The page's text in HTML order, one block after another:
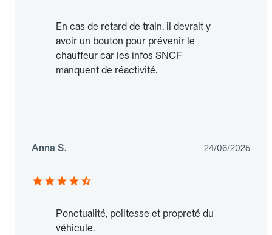
En cas de retard de train, il devrait y
avoir un bouton pour prévenir le
chauffeur car les infos SNCF
manquent de réactivité.
Anna S. 24/06/2025
Ponctualité, politesse et propreté du
véhicule.